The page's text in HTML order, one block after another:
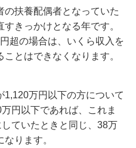
扶養配偶者となっていた
きっかけとなる年です。
超の場合は、いくら収入を
とはできなくなります。
万円以下の方について
円以下であれば、これま
ていたときと同じ、38万
ります。